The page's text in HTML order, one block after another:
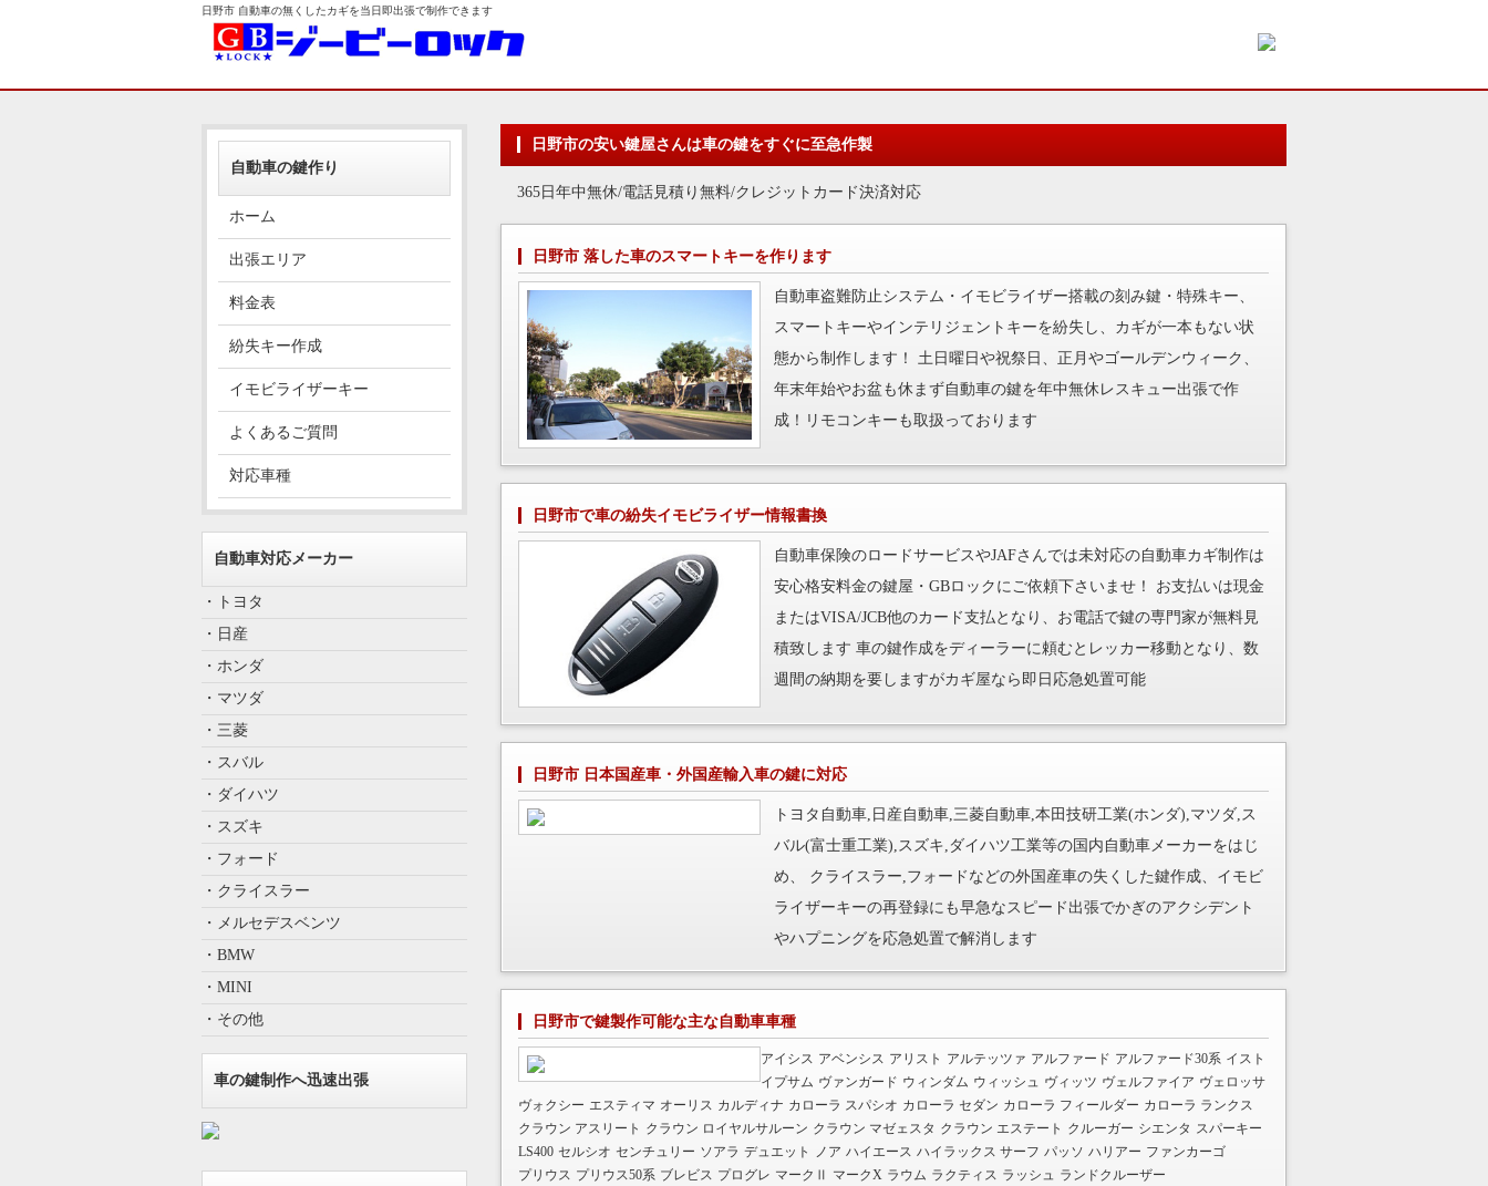
日野市 自動車の無くしたカギを当日即出張で制作できます
日野市の安い鍵屋さんは車の鍵をすぐに至急作製
365日年中無休/電話見積り無料/クレジットカード決済対応
日野市 落した車のスマートキーを作ります
自動車盗難防止システム・イモビライザー搭載の刻み鍵・特殊キー、
スマートキーやインテリジェントキーを紛失し、カギが一本もない状
態から制作します！ 土日曜日や祝祭日、正月やゴールデンウィーク、
年末年始やお盆も休まず自動車の鍵を年中無休レスキュー出張で作
成！リモコンキーも取扱っております
日野市で車の紛失イモビライザー情報書換
自動車保険のロードサービスやJAFさんでは未対応の自動車カギ制作は
安心格安料金の鍵屋・GBロックにご依頼下さいませ！ お支払いは現金
またはVISA/JCB他のカード支払となり、お電話で鍵の専門家が無料見
積致します 車の鍵作成をディーラーに頼むとレッカー移動となり、数
週間の納期を要しますがカギ屋なら即日応急処置可能
日野市 日本国産車・外国産輸入車の鍵に対応
トヨタ自動車,日産自動車,三菱自動車,本田技研工業(ホンダ),マツダ,ス
バル(富士重工業),スズキ,ダイハツ工業等の国内自動車メーカーをはじ
め、 クライスラー,フォードなどの外国産車の失くした鍵作成、イモビ
ライザーキーの再登録にも早急なスピード出張でかぎのアクシデント
やハプニングを応急処置で解消します
日野市で鍵製作可能な主な自動車車種
アイシス アベンシス アリスト アルテッツァ アルファード アルファード30系 イスト
イプサム ヴァンガード ウィンダム ウィッシュ ヴィッツ ヴェルファイア ヴェロッサ
ヴォクシー エスティマ オーリス カルディナ カローラ スパシオ カローラ セダン カローラ フィールダー カローラ ランクス
クラウン アスリート クラウン ロイヤルサルーン クラウン マゼェスタ クラウン エステート クルーガー シエンタ スパーキー
LS400 セルシオ センチュリー ソアラ デュエット ノア ハイエース ハイラックス サーフ パッソ ハリアー ファンカーゴ
プリウス プリウス50系 ブレビス プログレ マークⅡ マークX ラウム ラクティス ラッシュ ランドクルーザー
自動車の鍵作り
ホーム
出張エリア
料金表
紛失キー作成
イモビライザーキー
よくあるご質問
対応車種
自動車対応メーカー
・トヨタ
・日産
・ホンダ
・マツダ
・三菱
・スバル
・ダイハツ
・スズキ
・フォード
・クライスラー
・メルセデスベンツ
・BMW
・MINI
・その他
車の鍵制作へ迅速出張